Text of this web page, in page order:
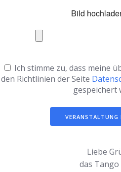
Bild
Ich stimme zu, dass meine
den Richtlinien der Seite
gespeichert
Liebe
das Tango